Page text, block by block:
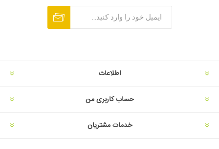
اطلاعات
حساب کاربری من
خدمات مشتریان